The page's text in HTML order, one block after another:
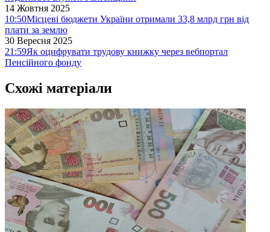
14 Жовтня 2025
10:50Місцеві бюджети України отримали 33,8 млрд грн від
плати за землю
30 Вересня 2025
21:59Як оцифрувати трудову книжку через вебпортал
Пенсійного фонду
Схожі матеріали